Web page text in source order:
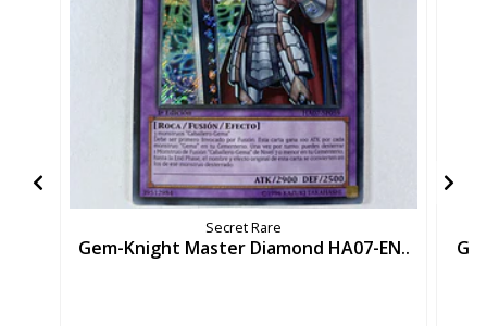
Secret Rare
Gem-Knight Master Diamond HA07-EN..